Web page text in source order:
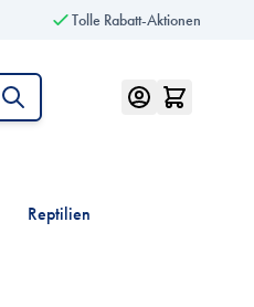
Tolle Rabatt-Aktionen
Reptilien